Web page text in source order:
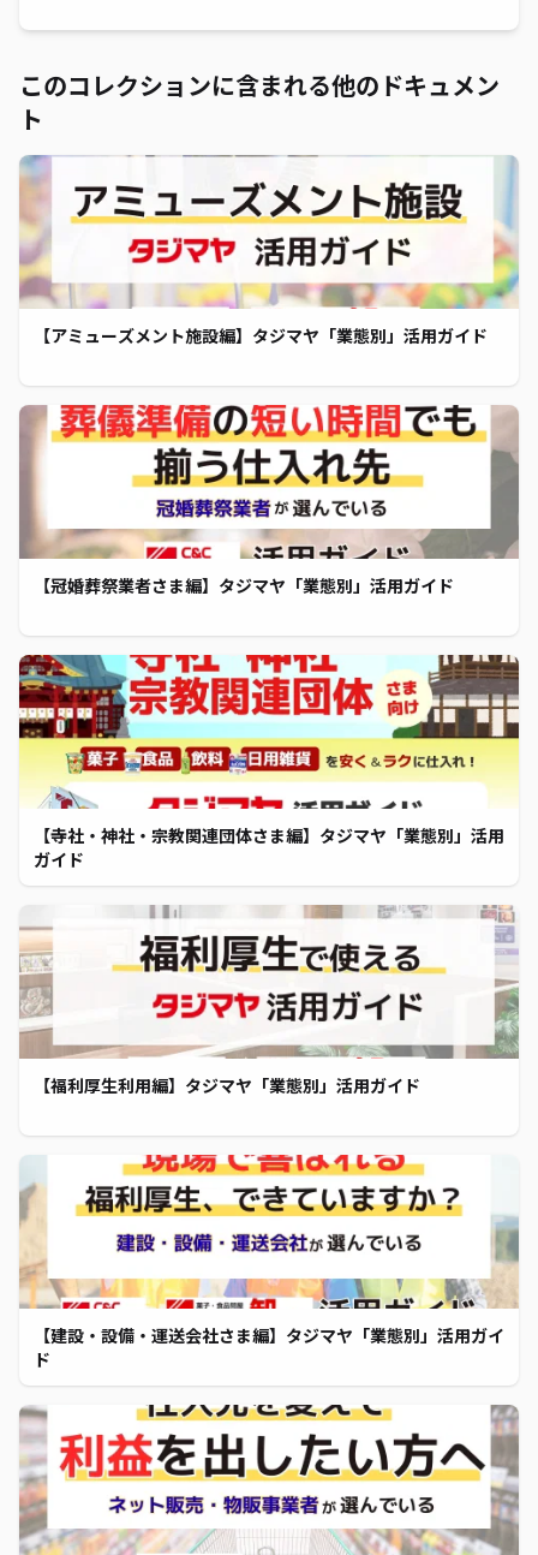
このコレクションに含まれる他のドキュメン
ト
【アミューズメント施設編】タジマヤ「業態別」活用ガイド
【冠婚葬祭業者さま編】タジマヤ「業態別」活用ガイド
【寺社・神社・宗教関連団体さま編】タジマヤ「業態別」活用
ガイド
【福利厚生利用編】タジマヤ「業態別」活用ガイド
【建設・設備・運送会社さま編】タジマヤ「業態別」活用ガイ
ド